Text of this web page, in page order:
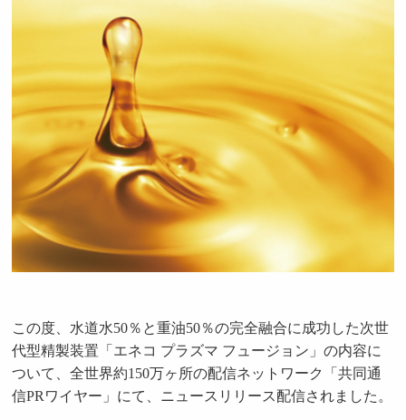
この度、水道水50％と重油50％の完全融合に成功した次世
代型精製装置「エネコ プラズマ フュージョン」の内容に
ついて、全世界約150万ヶ所の配信ネットワーク「共同通
信PRワイヤー」にて、ニュースリリース配信されました。